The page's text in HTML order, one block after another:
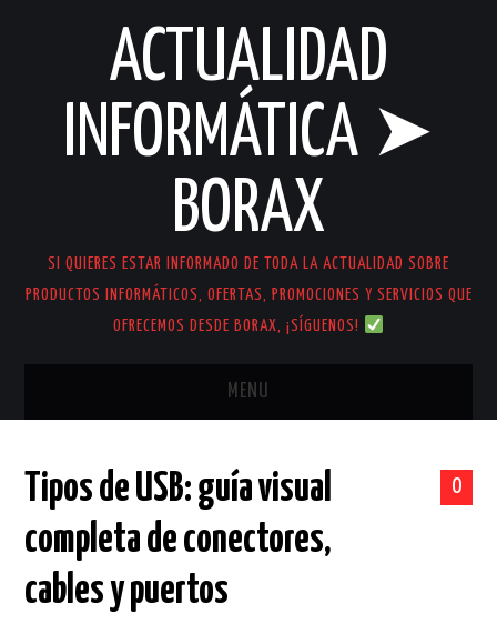
ACTUALIDAD
INFORMÁTICA ➤
BORAX
SI QUIERES ESTAR INFORMADO DE TODA LA ACTUALIDAD SOBRE
PRODUCTOS INFORMÁTICOS, OFERTAS, PROMOCIONES Y SERVICIOS QUE
OFRECEMOS DESDE BORAX, ¡SÍGUENOS!
MENU
COMPRAR EN BORAX
ORDENADORES SEGUNDA MANO
PORTÁTILES SEGUNDA MANO
0
Tipos de USB: guía visual
completa de conectores,
cables y puertos